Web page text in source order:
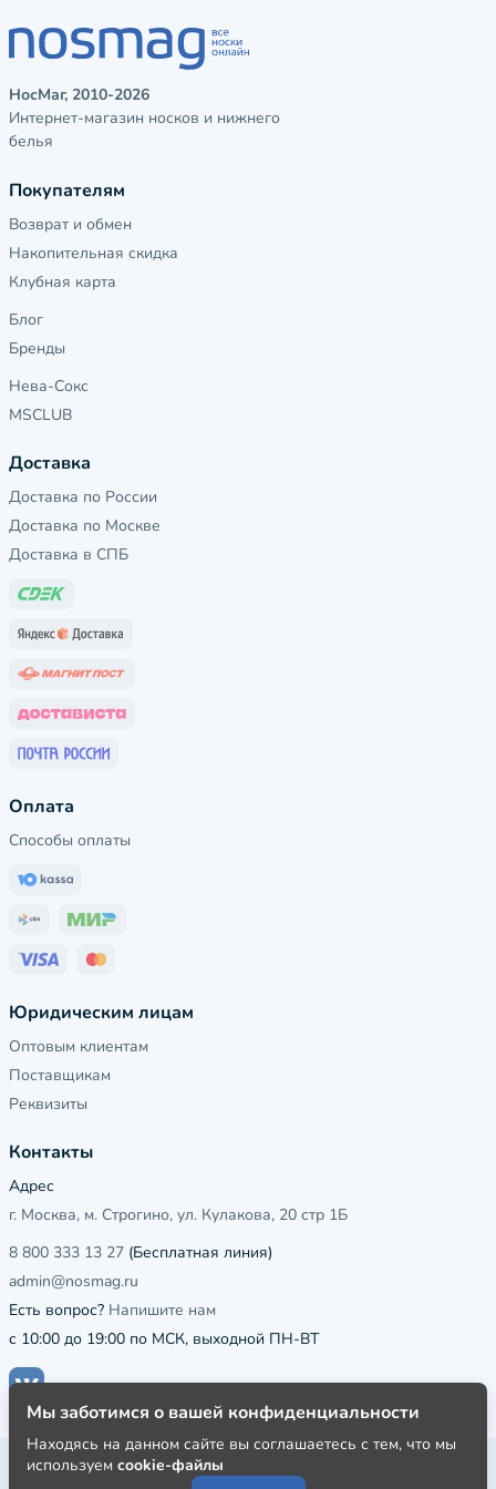
НосМаг, 2010-2026
Интернет-магазин носков и нижнего
белья
Покупателям
Возврат и обмен
Накопительная скидка
Клубная карта
Блог
Бренды
Нева-Сокс
MSCLUB
Доставка
Доставка по России
Доставка по Москве
Доставка в СПБ
Оплата
Способы оплаты
Юридическим лицам
Оптовым клиентам
Поставщикам
Реквизиты
Контакты
Адрес
г. Москва, м. Строгино, ул. Кулакова, 20 стр 1Б
8 800 333 13 27 (Бесплатная линия)
admin@nosmag.ru
Есть вопрос? Напишите нам
с 10:00 до 19:00 по МСК, выходной ПН-ВТ
Публичная оферта
Мы заботимся о вашей конфиденциальности
Находясь на данном сайте вы соглашаетесь с тем, что мы
используем cookie-файлы